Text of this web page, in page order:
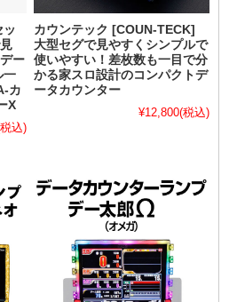
ッ
ー
一
カ
X
込)
カウンテック [COUN-TECK]
大型セグで見やすくシンプルで
使いやすい！差枚数も一目で分
かる家スロ設計のコンパクトデ
ータカウンター
¥12,800(税込)